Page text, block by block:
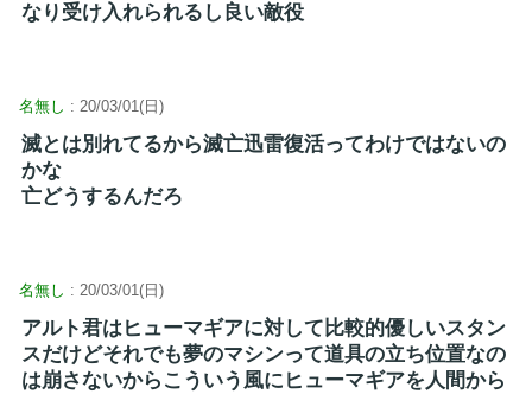
なり受け入れられるし良い敵役
名無し : 20/03/01(日)
滅とは別れてるから滅亡迅雷復活ってわけではないの
かな
亡どうするんだろ
名無し : 20/03/01(日)
アルト君はヒューマギアに対して比較的優しいスタン
スだけどそれでも夢のマシンって道具の立ち位置なの
は崩さないからこういう風にヒューマギアを人間から